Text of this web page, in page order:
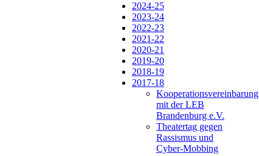
2024-25
2023-24
2022-23
2021-22
2020-21
2019-20
2018-19
2017-18
Kooperationsvereinbarung
mit der LEB
Brandenburg e.V.
Theatertag gegen
Rassismus und
Cyber-Mobbing